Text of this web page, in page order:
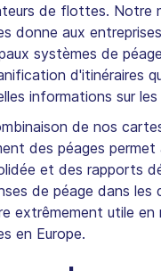
de flottes. Notre
donne aux
systèmes de
d'itinéraires
informations sur
de nos
des péages
et des rapports
de péage dans
extrêmement utile
en Europe.